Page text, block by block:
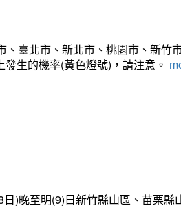
臺北市、新北市、桃園市、新
生的機率(黃色燈號)，請注意。
)晚至明(9)日新竹縣山區、苗栗